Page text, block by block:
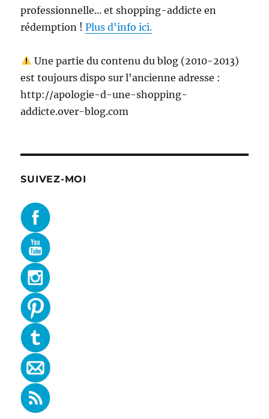
professionnelle... et shopping-addicte en
rédemption !Plus d'info ici.
Une partie du contenu du blog (2010-2013)
est toujours dispo sur l'ancienne adresse :
http://apologie-d-une-shopping-
addicte.over-blog.com
SUIVEZ-MOI